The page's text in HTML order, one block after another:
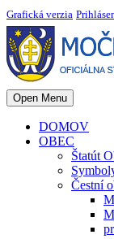
Grafická verzia
Open Menu
DOMOV
OBEC
Štatút
Čestní